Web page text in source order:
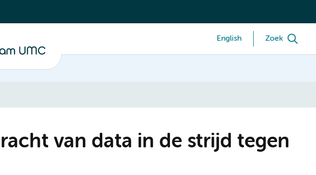
English Zoek
van data in de strijd tegen